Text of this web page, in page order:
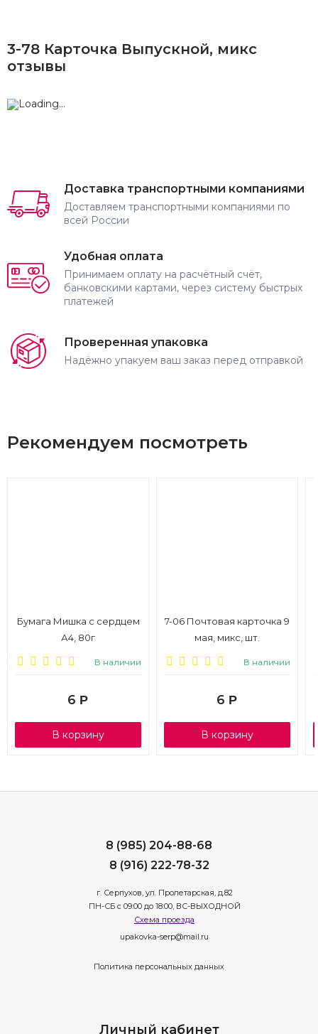
3-78 Карточка Выпускной, микс
отзывы
Доставка транспортными компаниями
Доставляем транспортными компаниями по
всей России
Удобная оплата
Принимаем оплату на расчётный счёт,
банковскими картами, через систему быстрых
платежей
Проверенная упаковка
Надёжно упакуем ваш заказ перед отправкой
Рекомендуем посмотреть
Бумага Мишка с сердцем
А4, 80г
В наличии
6 Р
В корзину
7-06 Почтовая карточка 9
мая, микс, шт.
В наличии
6 Р
В корзину
8 (985) 204-88-68
8 (916) 222-78-32
г. Серпухов, ул. Пролетарская, д.82
ПН-СБ с 09:00 до 18:00, ВС-ВЫХОДНОЙ
Схема проезда
upakovka-serp@mail.ru
Политика персональных данных
Личный кабинет